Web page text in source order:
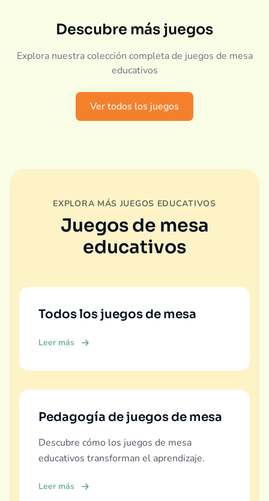
Descubre más juegos
Explora nuestra colección completa de juegos de mesa
educativos
Ver todos los juegos
EXPLORA MÁS JUEGOS EDUCATIVOS
Juegos de mesa
educativos
Todos los juegos de mesa
Leer más
Pedagogía de juegos de mesa
Descubre cómo los juegos de mesa
educativos transforman el aprendizaje.
Leer más